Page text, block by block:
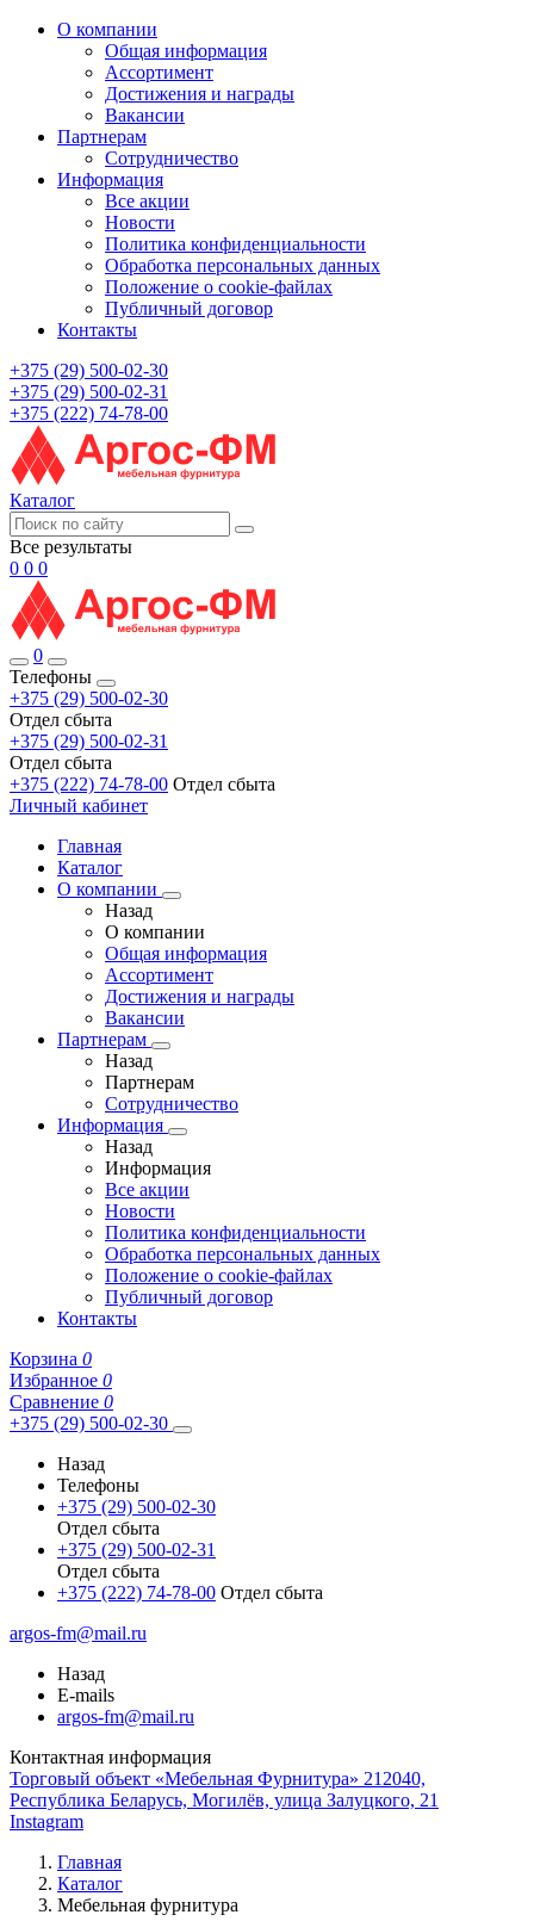
О компании
Общая информация
Ассортимент
Достижения и награды
Вакансии
Партнерам
Сотрудничество
Информация
Все акции
Новости
Политика конфиденциальности
Обработка персональных данных
Положение о cookie-файлах
Публичный договор
Контакты
+375 (29) 500-02-30
+375 (29) 500-02-31
+375 (222) 74-78-00
Каталог
Все результаты
0 0 0
0
Телефоны
+375 (29) 500-02-30
Отдел сбыта
+375 (29) 500-02-31
Отдел сбыта
+375 (222) 74-78-00 Отдел сбыта
Личный кабинет
Главная
Каталог
О компании
Назад
О компании
Общая информация
Ассортимент
Достижения и награды
Вакансии
Партнерам
Назад
Партнерам
Сотрудничество
Информация
Назад
Информация
Все акции
Новости
Политика конфиденциальности
Обработка персональных данных
Положение о cookie-файлах
Публичный договор
Контакты
Корзина 0
Избранное 0
Сравнение 0
+375 (29) 500-02-30
Назад
Телефоны
+375 (29) 500-02-30
Отдел сбыта
+375 (29) 500-02-31
Отдел сбыта
+375 (222) 74-78-00 Отдел сбыта
argos-fm@mail.ru
Назад
E-mails
argos-fm@mail.ru
Контактная информация
Торговый объект «Мебельная Фурнитура» 212040,
Республика Беларусь, Могилёв, улица Залуцкого, 21
Instagram
Главная
Каталог
Мебельная фурнитура